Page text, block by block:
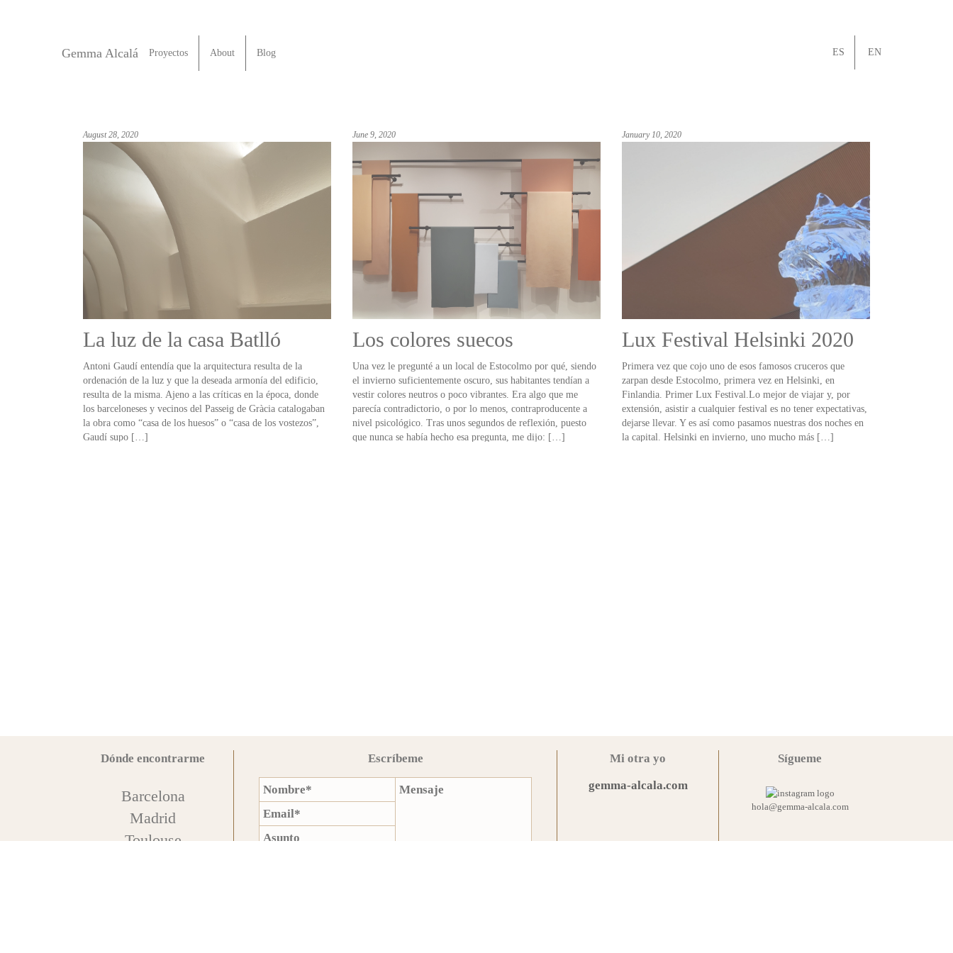
Gemma Alcalá Proyectos About Blog ES EN
August 28, 2020
La luz de la casa Batlló
Antoni Gaudí entendía que la arquitectura resulta de la
ordenación de la luz y que la deseada armonía del edificio,
resulta de la misma. Ajeno a las críticas en la época, donde
los barceloneses y vecinos del Passeig de Gràcia catalogaban
la obra como “casa de los huesos” o “casa de los vostezos”,
Gaudí supo […]
June 9, 2020
Los colores suecos
Una vez le pregunté a un local de Estocolmo por qué, siendo
el invierno suficientemente oscuro, sus habitantes tendían a
vestir colores neutros o poco vibrantes. Era algo que me
parecía contradictorio, o por lo menos, contraproducente a
nivel psicológico. Tras unos segundos de reflexión, puesto
que nunca se había hecho esa pregunta, me dijo: […]
January 10, 2020
Lux Festival Helsinki 2020
Primera vez que cojo uno de esos famosos cruceros que
zarpan desde Estocolmo, primera vez en Helsinki, en
Finlandia. Primer Lux Festival.Lo mejor de viajar y, por
extensión, asistir a cualquier festival es no tener expectativas,
dejarse llevar. Y es así como pasamos nuestras dos noches en
la capital. Helsinki en invierno, uno mucho más […]
Dónde encontrarme
Barcelona
Madrid
Toulouse
Escríbeme
Mi otra yo
gemma-alcala.com
Sígueme
hola@gemma-alcala.com